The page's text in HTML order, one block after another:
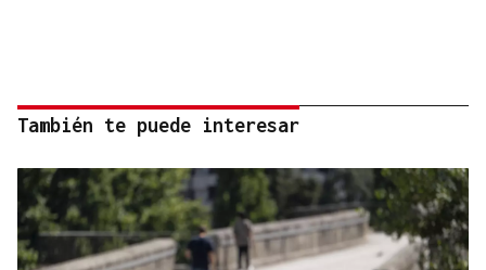
También te puede interesar